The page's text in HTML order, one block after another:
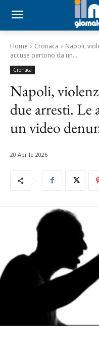
Home Cronaca
Napoli,
accuse partono da un...
Cronaca
Napoli,
due arresti. Le
un video
20 Aprile 2026